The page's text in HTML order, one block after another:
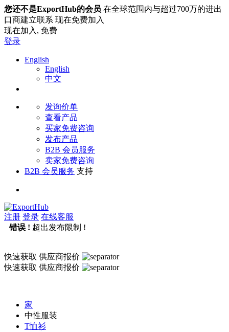
您还不是ExportHub的会员 在全球范围内与超过700万的进出
口商建立联系 现在免费加入
现在加入, 免费
登录
English
English
中文
发询价单
查看产品
买家免费咨询
发布产品
B2B 会员服务
卖家免费咨询
B2B 会员服务 支持
注册 登录 在线客服
错误 ! 超出发布限制 !
快速获取 供应商报价
快速获取 供应商报价
家
中性服装
T恤衫